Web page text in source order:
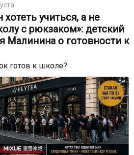
учиться, а не
с рюкзаком»: детский
Малинина о готовности к
готов к школе?